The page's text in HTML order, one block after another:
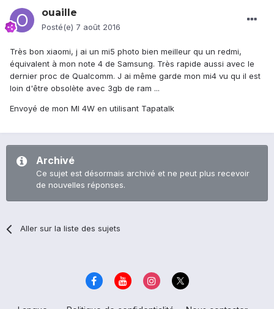
ouaille
Posté(e) 7 août 2016
Très bon xiaomi, j ai un mi5 photo bien meilleur qu un redmi,
équivalent à mon note 4 de Samsung. Très rapide aussi avec le
dernier proc de Qualcomm. J ai même garde mon mi4 vu qu il est
loin d'être obsolète avec 3gb de ram ...
Envoyé de mon MI 4W en utilisant Tapatalk
Archivé
Ce sujet est désormais archivé et ne peut plus recevoir
de nouvelles réponses.
Aller sur la liste des sujets